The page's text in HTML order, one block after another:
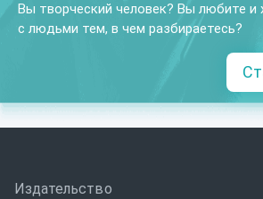
Вы творческий человек? Вы любите и
с людьми тем, в чем разбираетесь?
Издательство